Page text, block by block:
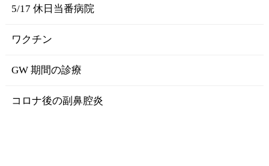
5/17 休日当番病院
ワクチン
GW 期間の診療
コロナ後の副鼻腔炎